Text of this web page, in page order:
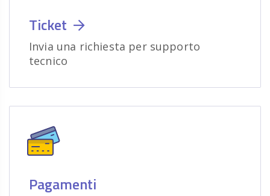
Ticket
Invia una richiesta per supporto
tecnico
Pagamenti